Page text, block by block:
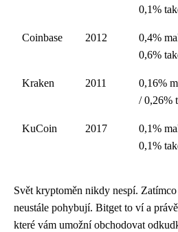
0,1%
Coinbase 2012
0,4%
0,6%
Kraken 2011
0,16%
/ 0,26%
KuCoin 2017
0,1%
0,1%
Svět kryptoměn nikdy nespí.
neustále pohybují. Bitget to ví a
které vám umožní obchodovat